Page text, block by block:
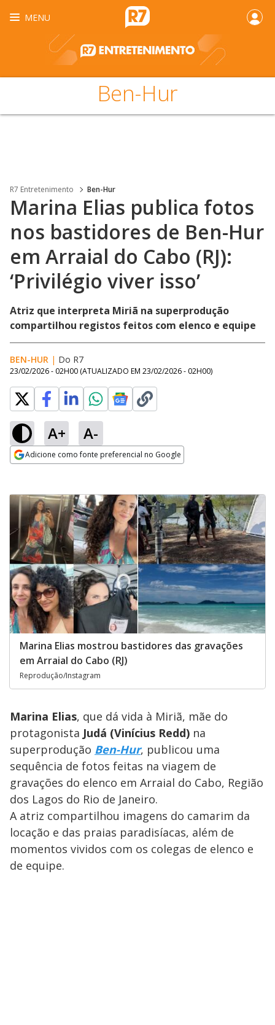
MENU
Ben-Hur
R7 Entretenimento Ben-Hur
Marina Elias publica fotos
nos bastidores de Ben-Hur
em Arraial do Cabo (RJ):
‘Privilégio viver isso’
Atriz que interpreta Miriã na superprodução
compartilhou registos feitos com elenco e equipe
BEN-HUR | Do R7
23/02/2026 - 02H00 (ATUALIZADO EM 23/02/2026 - 02H00)
A+ A-
Adicione como fonte preferencial no Google
Marina Elias mostrou bastidores das gravações
em Arraial do Cabo (RJ)
Reprodução/Instagram
Marina Elias, que dá vida à Miriã, mãe do
protagonista Judá (Vinícius Redd) na
superprodução Ben-Hur, publicou uma
sequência de fotos feitas na viagem de
gravações do elenco em Arraial do Cabo, Região
dos Lagos do Rio de Janeiro.
A atriz compartilhou imagens do camarim da
locação e das praias paradisíacas, além de
momentos vividos com os colegas de elenco e
de equipe.